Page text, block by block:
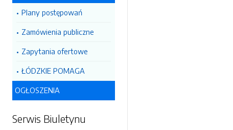
Plany postępowań
Zamówienia publiczne
Zapytania ofertowe
ŁÓDZKIE POMAGA
OGŁOSZENIA
Serwis Biuletynu